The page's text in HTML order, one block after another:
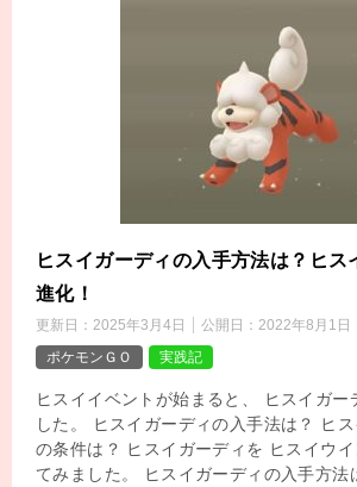
ヒスイガーディの入手方法は？ヒス
進化！
更新日： 2025年3月4日 公開日： 2022年8月1日
ポケモンＧＯ
実践記
ヒスイイベントが始まると、 ヒスイガー
した。 ヒスイガーディの入手法は？ ヒ
の条件は？ ヒスイガーディを ヒスイウ
てみました。 ヒスイガーディの入手方法